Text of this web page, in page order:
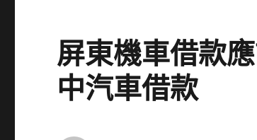
屏東機車借款
中汽車借款